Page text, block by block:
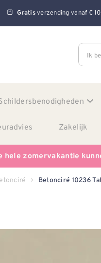
Gratisverzending vanaf €
Ik
Zakelijk
hele zomervakantie
Betonciré 10236